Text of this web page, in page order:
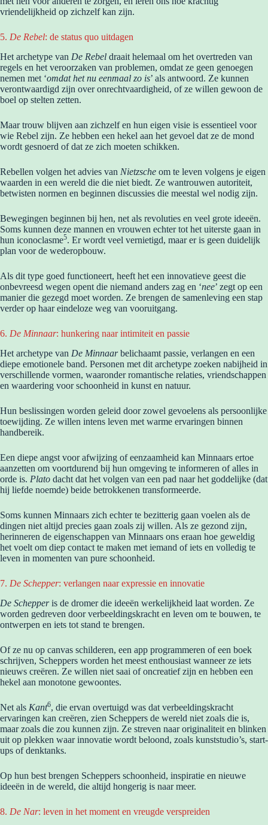
vriendelijkheid op zichzelf kan zijn.
5. De Rebel: de status quo uitdagen
Het archetype van De Rebel draait helemaal om het overtreden van
regels en het veroorzaken van problemen, omdat ze geen genoegen
nemen met ‘omdat het nu eenmaal zo is’ als antwoord. Ze kunnen
verontwaardigd zijn over onrechtvaardigheid, of ze willen gewoon de
boel op stelten zetten.
Maar trouw blijven aan zichzelf en hun eigen visie is essentieel voor
wie Rebel zijn. Ze hebben een hekel aan het gevoel dat ze de mond
wordt gesnoerd of dat ze zich moeten schikken.
Rebellen volgen het advies van Nietzsche om te leven volgens je eigen
waarden in een wereld die die niet biedt. Ze wantrouwen autoriteit,
betwisten normen en beginnen discussies die meestal wel nodig zijn.
Bewegingen beginnen bij hen, net als revoluties en veel grote ideeën.
Soms kunnen deze mannen en vrouwen echter tot het uiterste gaan in
hun iconoclasme5. Er wordt veel vernietigd, maar er is geen duidelijk
plan voor de wederopbouw.
Als dit type goed functioneert, heeft het een innovatieve geest die
onbevreesd wegen opent die niemand anders zag en ‘nee’ zegt op een
manier die gezegd moet worden. Ze brengen de samenleving een stap
verder op haar eindeloze weg van vooruitgang.
6. De Minnaar: hunkering naar intimiteit en passie
Het archetype van De Minnaarbelichaamt passie, verlangen en een
diepe emotionele band. Personen met dit archetype zoeken nabijheid in
verschillende vormen, waaronder romantische relaties, vriendschappen
en waardering voor schoonheid in kunst en natuur.
Hun beslissingen worden geleid door zowel gevoelens als persoonlijke
toewijding. Ze willen intens leven met warme ervaringen binnen
handbereik.
Een diepe angst voor afwijzing of eenzaamheid kan Minnaars ertoe
aanzetten om voortdurend bij hun omgeving te informeren of alles in
orde is. Plato dacht dat het volgen van een pad naar het goddelijke (dat
hij liefde noemde) beide betrokkenen transformeerde.
Soms kunnen Minnaars zich echter te bezitterig gaan voelen als de
dingen niet altijd precies gaan zoals zij willen. Als ze gezond zijn,
herinneren de eigenschappen van Minnaars ons eraan hoe geweldig
het voelt om diep contact te maken met iemand of iets en volledig te
leven in momenten van pure schoonheid.
7. De Schepper: verlangen naar expressie en innovatie
De Schepperis de dromer die ideeën werkelijkheid laat worden. Ze
worden gedreven door verbeeldingskracht en leven om te bouwen, te
ontwerpen en iets tot stand te brengen.
Of ze nu op canvas schilderen, een app programmeren of een boek
schrijven, Scheppers worden het meest enthousiast wanneer ze iets
nieuws creëren. Ze willen niet saai of oncreatief zijn en hebben een
hekel aan monotone gewoontes.
Net als Kant6, die ervan overtuigd was dat verbeeldingskracht
ervaringen kan creëren, zien Scheppers de wereld niet zoals die is,
maar zoals die zou kunnen zijn. Ze streven naar originaliteit en blinken
uit op plekken waar innovatie wordt beloond, zoals kunststudio’s, start-
ups of denktanks.
Op hun best brengen Scheppers schoonheid, inspiratie en nieuwe
ideeën in de wereld, die altijd hongerig is naar meer.
8. De Nar: leven in het moment en vreugde verspreiden